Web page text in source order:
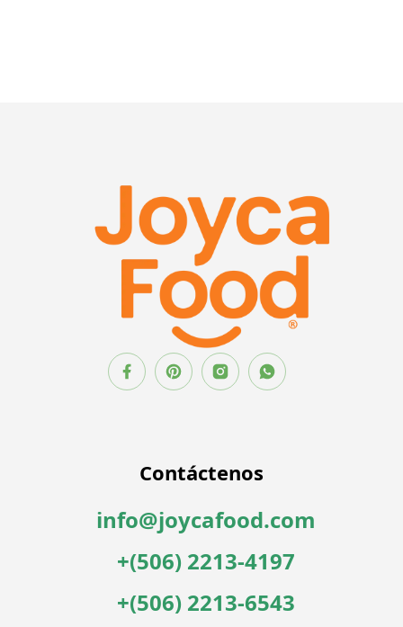
Contáctenos
info@joycafood.com
+(506) 2213-4197
+(506) 2213-6543